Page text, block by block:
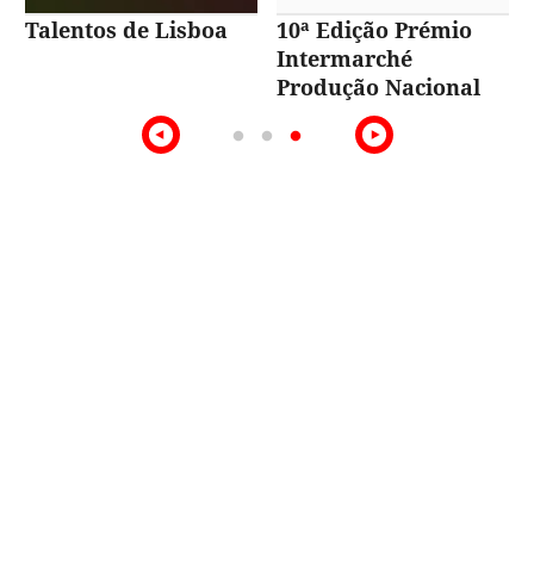
Talentos de Lisboa
10ª Edição Prémio
Intermarché
Produção Nacional